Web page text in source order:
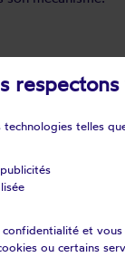
telles
et
ou certains